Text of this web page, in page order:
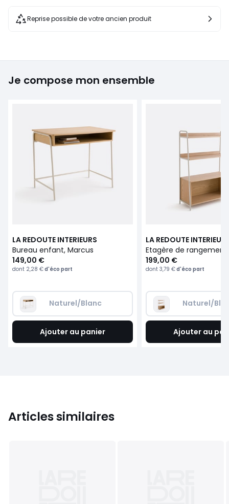
Reprise possible de votre ancien produit
Je compose mon ensemble
LA REDOUTE INTERIEURS
Bureau enfant, Marcus
149,00 €
dont 2,28 €d'éco part
Naturel/Blanc
Ajouter au panier
LA REDOUTE
199,00 €
dont3,79 €d'éco part
Naturel/
Ajouter au
Articles similaires